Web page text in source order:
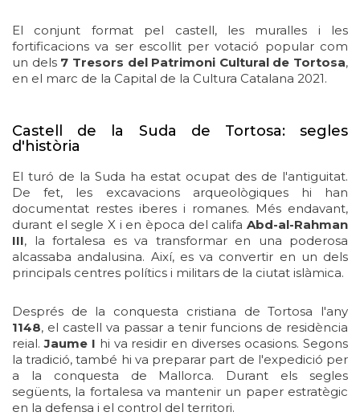
El conjunt format pel castell, les muralles i les
fortificacions va ser escollit per votació popular com
un dels 7 Tresors del Patrimoni Cultural de Tortosa,
en el marc de la Capital de la Cultura Catalana 2021.
Castell de la Suda de Tortosa: segles
d'història
El turó de la Suda ha estat ocupat des de l'antiguitat.
De fet, les excavacions arqueològiques hi han
documentat restes iberes i romanes. Més endavant,
durant el segle X i en època del califa Abd-al-Rahman
III, la fortalesa es va transformar en una poderosa
alcassaba andalusina. Així, es va convertir en un dels
principals centres polítics i militars de la ciutat islàmica.
Després de la conquesta cristiana de Tortosa l'any
1148, el castell va passar a tenir funcions de residència
reial.Jaume I hi va residir en diverses ocasions. Segons
la tradició, també hi va preparar part de l'expedició per
a la conquesta de Mallorca. Durant els segles
següents, la fortalesa va mantenir un paper estratègic
en la defensa i el control del territori.